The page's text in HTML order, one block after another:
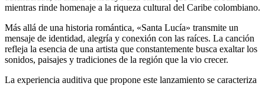
mientras rinde homenaje a la riqueza cultural del Caribe colombiano.
Más allá de una historia romántica, «Santa Lucía» transmite un
mensaje de identidad, alegría y conexión con las raíces. La canción
refleja la esencia de una artista que constantemente busca exaltar los
sonidos, paisajes y tradiciones de la región que la vio crecer.
La experiencia auditiva que propone este lanzamiento se caracteriza